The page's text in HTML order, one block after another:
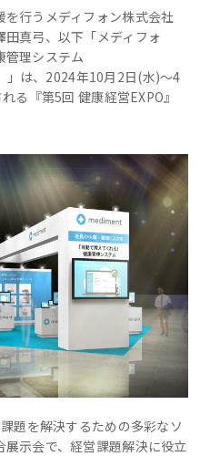
行うメディフォン株式会社
田真弓、以下「メディフォ
管理システム
」は、2024年10月2日(水)～4
る『第5回 健康経営EXPO』
題を解決するための多彩なソ
示会で、経営課題解決に役立